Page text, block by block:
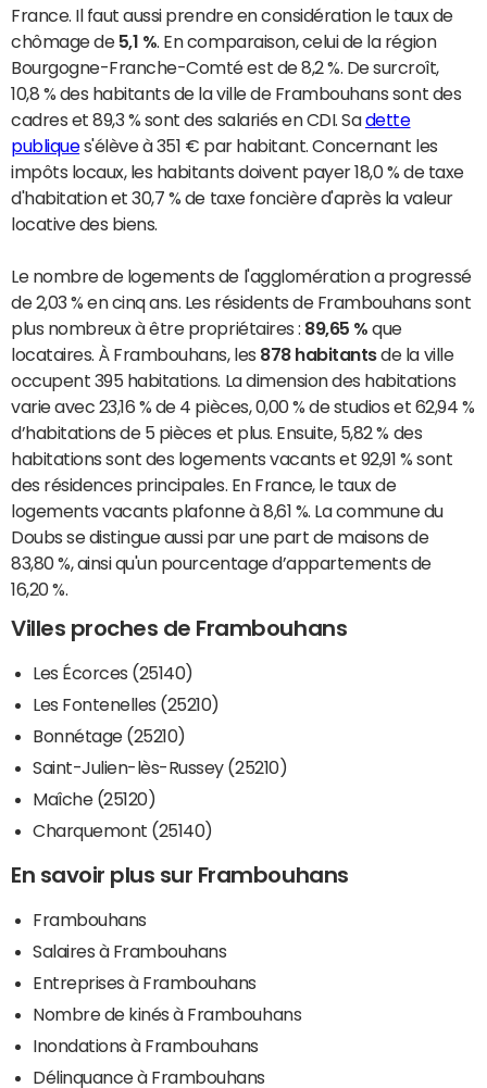
France. Il faut aussi prendre en considération le taux de
chômage de 5,1 % . En comparaison, celui de la région
Bourgogne-Franche-Comté est de 8,2 %. De surcroît,
10,8 % des habitants de la ville de Frambouhans sont des
cadres et 89,3 % sont des salariés en CDI. Sadette
publiques'élève à 351 € par habitant. Concernant les
impôts locaux, les habitants doivent payer 18,0 % de taxe
d'habitation et 30,7 % de taxe foncière d'après la valeur
locative des biens.
Le nombre de logements de l'agglomération a progressé
de 2,03 % en cinq ans. Les résidents de Frambouhans sont
plus nombreux à être propriétaires : 89,65 % que
locataires. À Frambouhans, les 878 habitantsde la ville
occupent 395 habitations. La dimension des habitations
varie avec 23,16 % de 4 pièces, 0,00 % de studios et 62,94 %
d’habitations de 5 pièces et plus. Ensuite, 5,82 % des
habitations sont des logements vacants et 92,91 % sont
des résidences principales. En France, le taux de
logements vacants plafonne à 8,61 %. La commune du
Doubs se distingue aussi par une part de maisons de
83,80 %, ainsi qu'un pourcentage d’appartements de
16,20 %.
Villes proches de Frambouhans
Les Écorces (25140)
Les Fontenelles (25210)
Bonnétage (25210)
Saint-Julien-lès-Russey (25210)
Maîche (25120)
Charquemont (25140)
En savoir plus sur Frambouhans
Frambouhans
Salaires à Frambouhans
Entreprises à Frambouhans
Nombre de kinés à Frambouhans
Inondations à Frambouhans
Délinquance à Frambouhans